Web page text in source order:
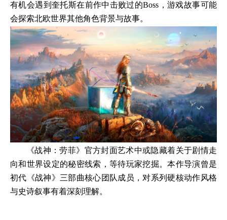
有机会遇到奎托斯在前作中击败过的Boss，游戏故事可能
会探索北欧世界其他角色背景与故事。
《战神：劳菲》官方封面艺术中或隐藏着关于剧情走
向和世界设定的秘密线索，等待玩家挖掘。本作导演曾是
初代《战神》三部曲核心团队成员，对系列硬核动作风格
与史诗叙事有着深刻理解。